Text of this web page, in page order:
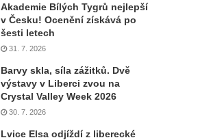
Akademie Bílých Tygrů nejlepší
v Česku! Ocenění získává po
šesti letech
31. 7. 2026
Barvy skla, síla zážitků. Dvě
výstavy v Liberci zvou na
Crystal Valley Week 2026
30. 7. 2026
Lvice Elsa odjíždí z liberecké